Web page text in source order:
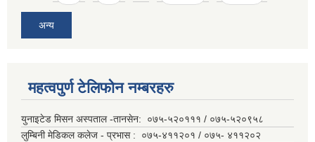
अन्य
महत्वपुर्ण टेलिफोन नम्बरहरु
युनाइटेड मिसन अस्पताल -तानसेन: ०७५-५२०१११ / ०७५-५२०९५८
लुम्बिनी मेडिकल कलेज - प्रभास : ०७५-४११२०१ / ०७५- ४११२०२